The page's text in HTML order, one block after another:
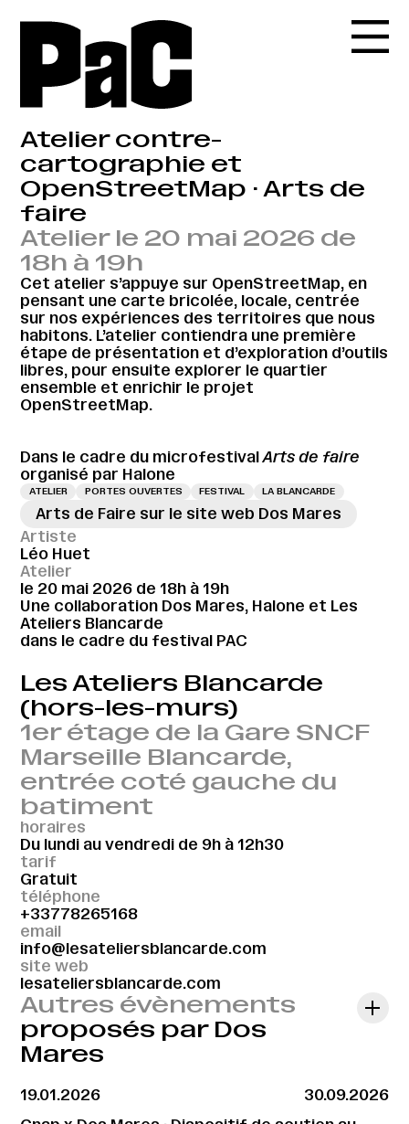
Atelier contre-
cartographie et
OpenStreetMap · Arts de
faire
Atelier le 20 mai 2026 de
18h à 19h
Cet atelier s’appuye sur OpenStreetMap, en
pensant une carte bricolée, locale, centrée
sur nos expériences des territoires que nous
habitons. L’atelier contiendra une première
étape de présentation et d’exploration d’outils
libres, pour ensuite explorer le quartier
ensemble et enrichir le projet
OpenStreetMap.
Dans le cadre du microfestivalArts de faire
organisé par Halone
ATELIER PORTES OUVERTES FESTIVAL LA BLANCARDE
Arts de Faire sur le site web Dos Mares
Artiste
Léo Huet
Atelier
le 20 mai 2026 de 18h à 19h
Une collaboration Dos Mares, Halone et Les
Ateliers Blancarde
dans le cadre du festival PAC
Les Ateliers Blancarde
(hors-les-murs)
1er étage de la Gare SNCF
Marseille Blancarde,
entrée coté gauche du
batiment
horaires
Du lundi au vendredi de 9h à 12h30
tarif
Gratuit
téléphone
+33778265168
email
info@lesateliersblancarde.com
site web
lesateliersblancarde.com
Autres évènements
proposés par Dos
Mares
19.01.2026
30.09.2026